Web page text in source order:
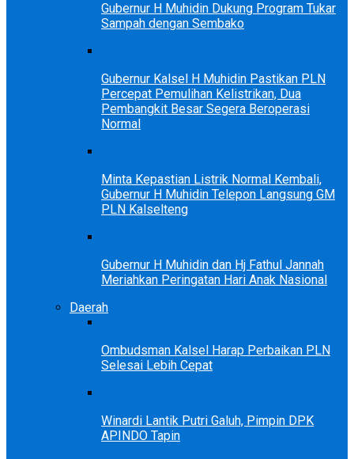
Gubernur H Muhidin Dukung Program Tukar
Sampah dengan Sembako
Gubernur Kalsel H Muhidin Pastikan PLN
Percepat Pemulihan Kelistrikan, Dua
Pembangkit Besar Segera Beroperasi
Normal
Minta Kepastian Listrik Normal Kembali,
Gubernur H Muhidin Telepon Langsung GM
PLN Kalselteng
Gubernur H Muhidin dan Hj Fathul Jannah
Meriahkan Peringatan Hari Anak Nasional
Daerah
Ombudsman Kalsel Harap Perbaikan PLN
Selesai Lebih Cepat
Winardi Lantik Putri Galuh, Pimpin DPK
APINDO Tapin